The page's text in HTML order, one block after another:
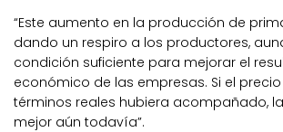
“Este aumento en la producción de
dando un respiro a los productores,
condición suficiente para mejorar el
económico de las empresas. Si el
términos reales hubiera acompañado,
mejor aún todavía”.